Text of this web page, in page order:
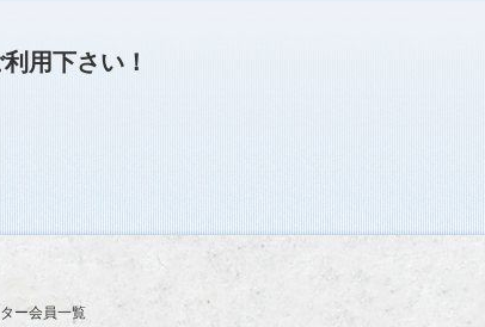
がされませんので、ご了
承のほど、よろしくお願
伴う情報更新停止のお知
らせ(04/26～04/29、05/0
ユーザー各位
用下さい！
ー会員一覧